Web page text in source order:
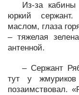
Из-за кабины
юркий
маслом, глаза
– тяжелая
антенной.
– Сержант
тут у
позаимствовал.